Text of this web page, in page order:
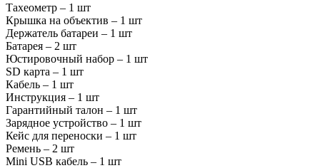
Тахеометр – 1 шт
Крышка на объектив – 1 шт
Держатель батареи – 1 шт
Батарея – 2 шт
Юстировочный набор – 1 шт
SD карта – 1 шт
Кабель – 1 шт
Инструкция – 1 шт
Гарантийный талон – 1 шт
Зарядное устройство – 1 шт
Кейс для переноски – 1 шт
Ремень – 2 шт
Mini USB кабель – 1 шт